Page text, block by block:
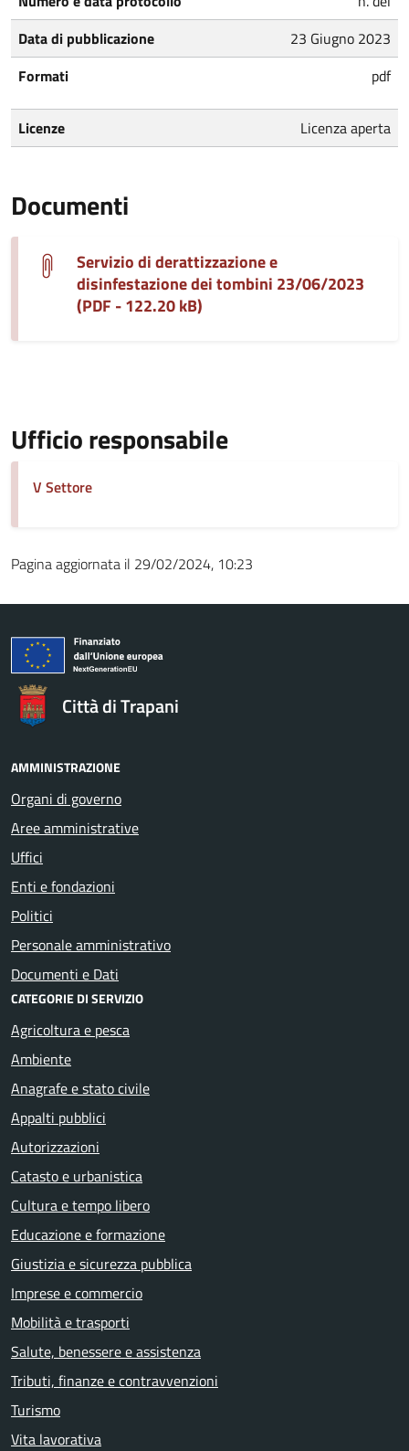
Data di pubblicazione
23 Giugno 2023
Formati
pdf
Licenze Licenza aperta
Documenti
Servizio di derattizzazione e
disinfestazione dei tombini 23/06/2023
(PDF - 122.20 kB)
Ufficio responsabile
V Settore
Pagina aggiornata il 29/02/2024, 10:23
Città di Trapani
AMMINISTRAZIONE
Organi di governo
Aree amministrative
Uffici
Enti e fondazioni
Politici
Personale amministrativo
Documenti e Dati
CATEGORIE DI SERVIZIO
Agricoltura e pesca
Ambiente
Anagrafe e stato civile
Appalti pubblici
Autorizzazioni
Catasto e urbanistica
Cultura e tempo libero
Educazione e formazione
Giustizia e sicurezza pubblica
Imprese e commercio
Mobilità e trasporti
Salute, benessere e assistenza
Tributi, finanze e contravvenzioni
Turismo
Vita lavorativa